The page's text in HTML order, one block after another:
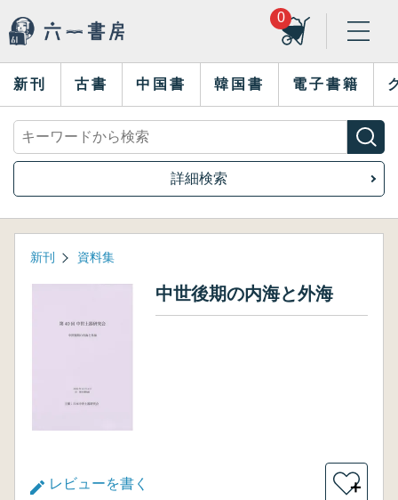
0
新刊 古書 中国書 韓国書 電子書籍
詳細検索
新刊 資料集
中世後期の内海と外海
レビューを書く ＋